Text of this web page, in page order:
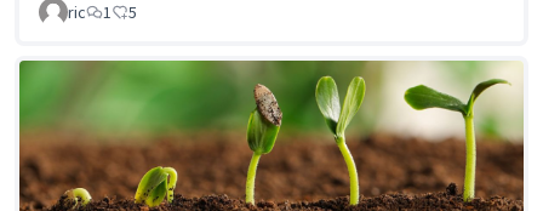
ric 1 5